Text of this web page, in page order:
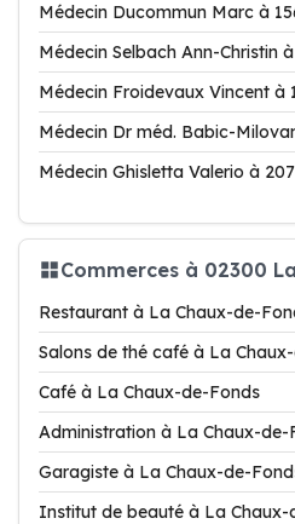
Médecin Ducommun Marc à
Médecin Selbach Ann-Christin
Médecin Froidevaux Vincent à
Médecin Dr méd. Babic-
Médecin Ghisletta Valerio à
Commerces à 02300
Restaurant à La Chaux-de-
Salons de thé café à La
Café à La Chaux-de-Fonds
Administration à La Chaux-de-
Garagiste à La Chaux-de-
Institut de beauté à La Chaux-